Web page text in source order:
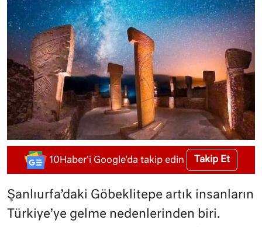
10Haber'i Google'da takip edin Takip Et
Şanlıurfa’daki Göbeklitepe artık insanların
Türkiye’ye gelme nedenlerinden biri.